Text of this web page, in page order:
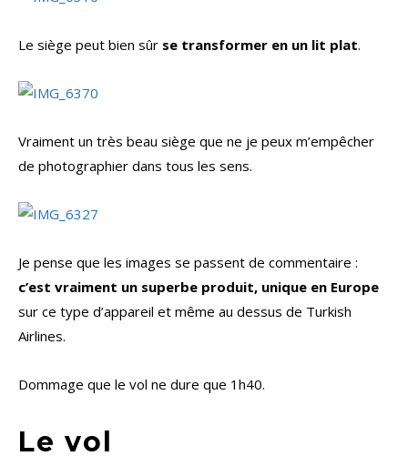
Le siège peut bien sûr se transformer en un lit plat.
Vraiment un très beau siège que ne je peux m’empêcher
de photographier dans tous les sens.
Je pense que les images se passent de commentaire :
c’est vraiment un superbe produit, unique en Europe
sur ce type d’appareil et même au dessus de Turkish
Airlines.
Dommage que le vol ne dure que 1h40.
Le vol